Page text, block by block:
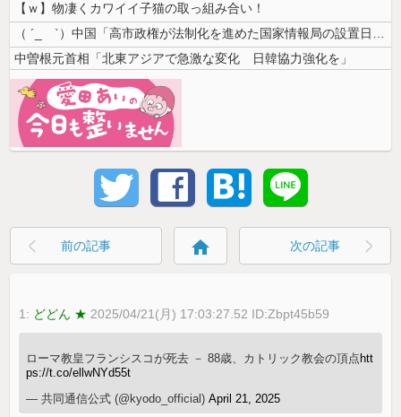
【ｗ】物凄くカワイイ子猫の取っ組み合い！
（ ´_ゝ`）中国「高市政権が法制化を進めた国家情報局の設置日が7月3...
中曽根元首相「北東アジアで急激な変化 日韓協力強化を」
前の記事 home 次の記事
1: どどん ★ 2025/04/21(月) 17:03:27.52 ID:Zbpt45b59
ローマ教皇フランシスコが死去 － 88歳、カトリック教会の頂点 htt
ps://t.co/ellwNYd55t
— 共同通信公式 (@kyodo_official)April 21, 2025